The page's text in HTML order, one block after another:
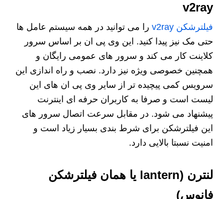
v2ray
فیلترشکن v2ray
را می توانید در همه سیستم عامل ها
حتی مک نیز پیدا کنید. این وی پی ان بر اساس سرور
کلاینت کار می کند و سرور های عمومی رایگان و
همچنین خصوصی ویژه نیز دارد. نصب و راه اندازی این
سرویس کمی پیچیده تر از سایر وی پی ان های این
لیست است و صرفا به کاربران حرفه ای اینترنت
پیشنهاد می شود. در مقابل سرعت اتصال سرور های
این فیلترشکن برای شرط بندی بسیار زیاد است و
امنیت نسبتا بالایی دارد.
لنترن (lantern یا همان فیلترشکن
فانوس)